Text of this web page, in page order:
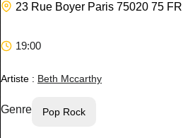
23 Rue Boyer Paris 75020 75 FR
19:00
Artiste : Beth Mccarthy
Genre Pop Rock